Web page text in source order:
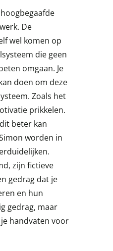
De
wel komen op
die geen
omgaan. Je
doen om deze
Zoals het
prikkelen.
beter kan
worden in
zijn fictieve
gedrag dat je
en hun
gedrag, maar
handvaten voor